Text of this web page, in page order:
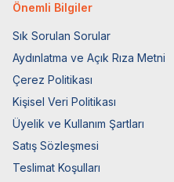
Önemli Bilgiler
Sık Sorulan Sorular
Aydınlatma ve Açık Rıza Metni
Çerez Politikası
Kişisel Veri Politikası
Üyelik ve Kullanım Şartları
Satış Sözleşmesi
Teslimat Koşulları